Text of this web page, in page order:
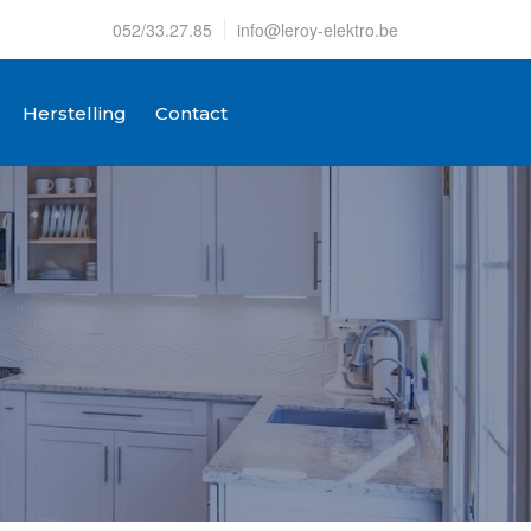
052/33.27.85 info@leroy-elektro.be
Herstelling Contact